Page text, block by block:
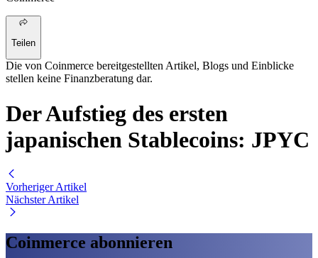
Teilen
Die von Coinmerce bereitgestellten Artikel, Blogs und Einblicke
stellen keine Finanzberatung dar.
Der Aufstieg des ersten
japanischen Stablecoins: JPYC
Vorheriger Artikel
Nächster Artikel
Coinmerce abonnieren